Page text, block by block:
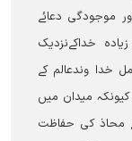
موجودگی دعائے
خداکےنزدیک
خدا وندعالم کے
میدان میں
محاذ کی حفاظت